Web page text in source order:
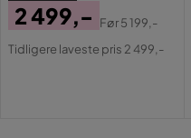
Pris
2 499,-
Original
Før5 199,-
Tidligere laveste pris 2 499,-